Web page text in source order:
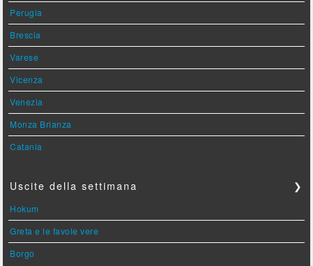
Perugia
Brescia
Varese
Vicenza
Venezia
Monza Brianza
Catania
Uscite della settimana ❯
Hokum
Greta e le favole vere
Borgo